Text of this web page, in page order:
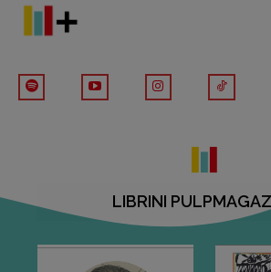
[michielin.elisabetta@gmail.com]
Coordinamento News in breve:
[anna.dare.comunicazione@gmail.
Coordinamento Fumetti:
Valentina Marcoli
[valentina.marcoli@gmail.com]
LIBRINI